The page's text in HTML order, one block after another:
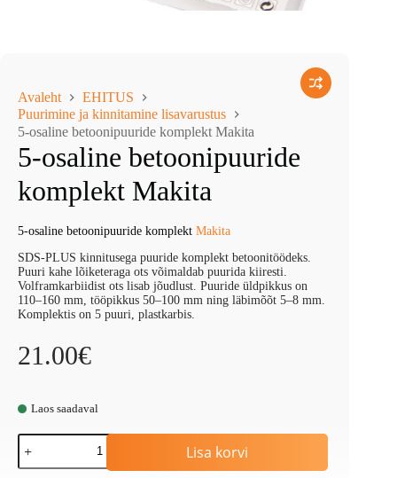
Avaleht
EHITUS
Puurimine ja kinnitamine lisavarustus
5-osaline betoonipuuride komplekt Makita
5-osaline betoonipuuride
komplekt Makita
5-osaline betoonipuuride komplekt Makita
SDS-PLUS kinnitusega puuride komplekt betoonitöödeks.
Puuri kahe lõiketeraga ots võimaldab puurida kiiresti.
Volframkarbiidist ots lisab jõudlust. Puuride üldpikkus on
110–160 mm, tööpikkus 50–100 mm ning läbimõõt 5–8 mm.
Komplektis on 5 puuri, plastkarbis.
21.00€
Laos saadaval
5-
osaline
betoonipuuride
Lisa korvi